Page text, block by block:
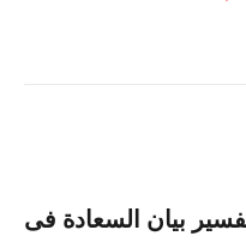
بیان‌ السعادة فی